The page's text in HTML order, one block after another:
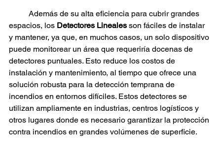
espacios, los Detectores Lineales son fáciles de instalar
y mantener, ya que, en muchos casos, un solo dispositivo
puede monitorear un área que requeriría docenas de
detectores puntuales. Esto reduce los costos de
instalación y mantenimiento, al tiempo que ofrece una
solución robusta para la detección temprana de
incendios en entornos difíciles. Estos detectores se
utilizan ampliamente en industrias, centros logísticos y
otros lugares donde es necesario garantizar la protección
contra incendios en grandes volúmenes de superficie.